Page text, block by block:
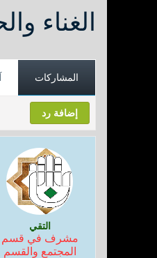
الغناء
المشاركات
إضافة رد
التقي
مشرف في قسم
المجتمع والقسم